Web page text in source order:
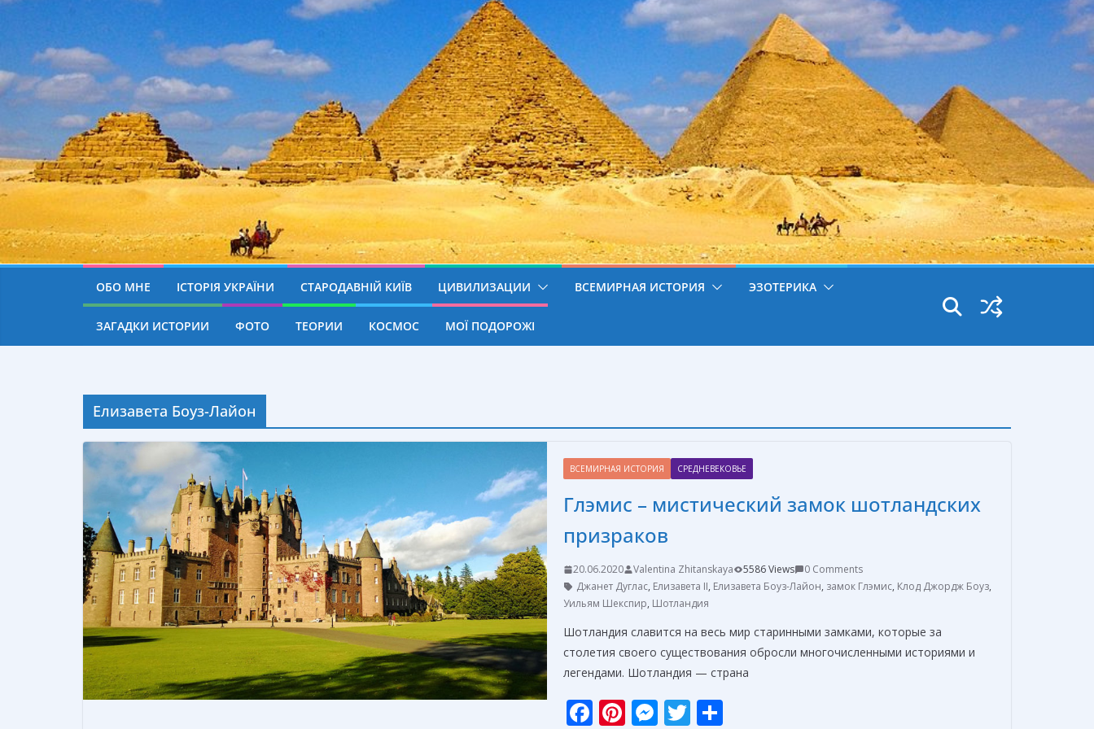
ОБО МНЕ ІСТОРІЯ УКРАЇНИ СТАРОДАВНІЙ КИЇВ ЦИВИЛИЗАЦИИ ВСЕМИРНАЯ ИСТОРИЯ ЭЗОТЕРИКА
ЗАГАДКИ ИСТОРИИ ФОТО ТЕОРИИ КОСМОС МОЇ ПОДОРОЖІ
Елизавета Боуз-Лайон
ВСЕМИРНАЯ ИСТОРИЯ СРЕДНЕВЕКОВЬЕ
Глэмис – мистический замок шотландских
призраков
20.06.2020 Valentina Zhitanskaya 5586 Views
0 Comments
Джанет Дуглас, Елизавета II, Елизавета Боуз-Лайон, замок Глэмис, Клод Джордж Боуз,
Уильям Шекспир, Шотландия
Шотландия славится на весь мир старинными замками, которые за
столетия своего существования обросли многочисленными историями и
легендами. Шотландия — страна
F Pi M T